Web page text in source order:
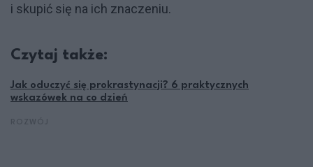
i skupić się na ich znaczeniu.
Czytaj także:
Jak oduczyć się prokrastynacji? 6 praktycznych
wskazówek na co dzień